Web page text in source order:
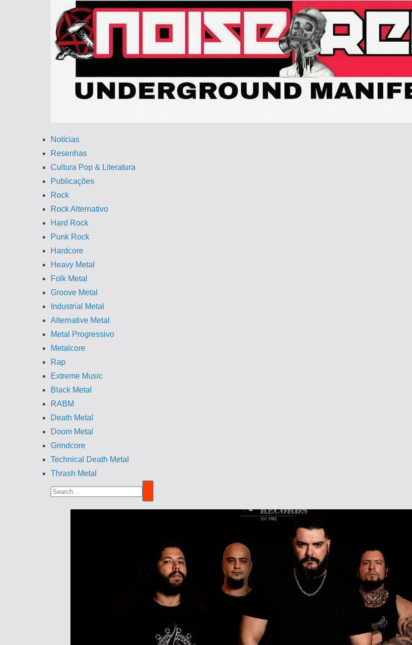
Notícias
Resenhas
Cultura Pop & Literatura
Publicações
Rock
Rock Alternativo
Hard Rock
Punk Rock
Hardcore
Heavy Metal
Folk Metal
Groove Metal
Industrial Metal
Alternative Metal
Metal Progressivo
Metalcore
Rap
Extreme Music
Black Metal
RABM
Death Metal
Doom Metal
Grindcore
Technical Death Metal
Thrash Metal